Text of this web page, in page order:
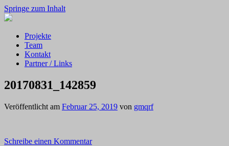
Springe zum Inhalt
Projekte
Team
Kontakt
Partner / Links
20170831_142859
Veröffentlicht am Februar 25, 2019 von gmqrf
Schreibe einen Kommentar